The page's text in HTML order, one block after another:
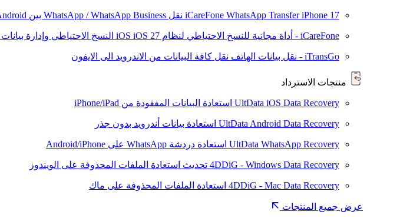
iCareFone WhatsApp TransferiPhone 17 نقل WhatsApp / WhatsApp Business بين Android و iPhone
iCareFone - أداة مجانية للنسخ الاحتياطي لنظام iOS iOS 27 النسخ الاحتياطي وإدارة بيانات iOS بسهولة
iTransGo - نقل بيانات الهاتف نقل كافة البيانات من الاندرويد الى الايفون
منتجات الاسترداد
UltData iOS Data Recovery استعادة البيانات المفقودة من iPhone/iPad
UltData Android Data Recovery استعادة بيانات أندرويد بدون جذر
UltData WhatsApp Recovery استعادة دردشة WhatsApp على Android/iPhone
4DDiG - Windows Data Recovery تحديث استعادة الملفات المحذوفة على الويندوز
4DDiG - Mac Data Recovery استعادة الملفات المحذوفة على ماك
عرض جميع المنتجات